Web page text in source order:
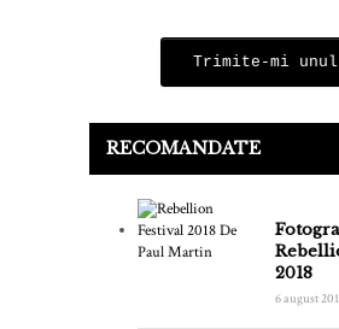
Trimite-mi
RECOMANDATE
2018
6 august